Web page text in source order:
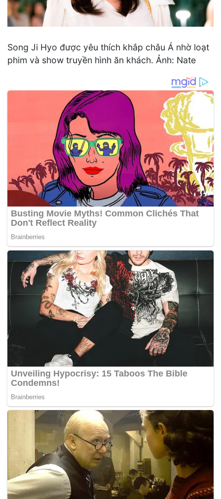
Song Ji Hyo được yêu thích khắp châu Á nhờ loạt
phim và show truyền hình ăn khách. Ảnh: Nate